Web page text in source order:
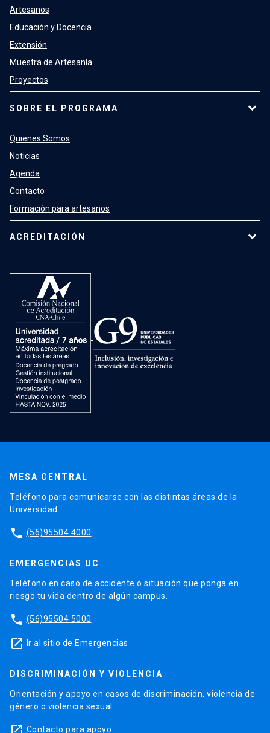
Artesanos
Educación y Docencia
Extensión
Muestra de Artesanía
Proyectos
SOBRE EL PROGRAMA
Quienes Somos
Noticias
Agenda
Contacto
Formación para artesanos
ACREDITACIÓN
MESA CENTRAL
Teléfono para comunicarse con las distintas áreas de la
Universidad.
phone (56)95504 4000
EMERGENCIAS UC
Teléfono en caso de accidente o situación que ponga en
riesgo tu vida dentro de algún campus.
phone (56)95504 5000
launch Ir al sitio de Emergencias
DISCRIMINACIÓN Y VIOLENCIA
Orientación y apoyo en casos de discriminación, violencia de
género o violencia sexual.
launch Contacto para apoyo